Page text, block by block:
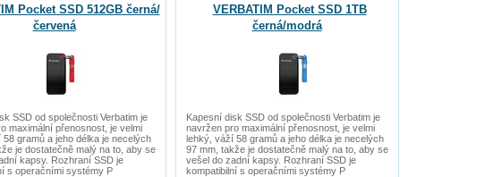
Pocket SSD 512GB černá/
červená
SSD od společnosti Verbatim je
maximální přenosnost, je velmi
gramů a jeho délka je necelých
je dostatečně malý na to, aby se
kapsy. Rozhraní SSD je
s operačními systémy P
VERBATIM Pocket SSD 1TB
černá/modrá
Kapesní disk SSD od společnosti Verbatim je
navržen pro maximální přenosnost, je velmi
lehký, váží 58 gramů a jeho délka je necelých
97 mm, takže je dostatečně malý na to, aby se
vešel do zadní kapsy. Rozhraní SSD je
kompatibilní s operačními systémy P